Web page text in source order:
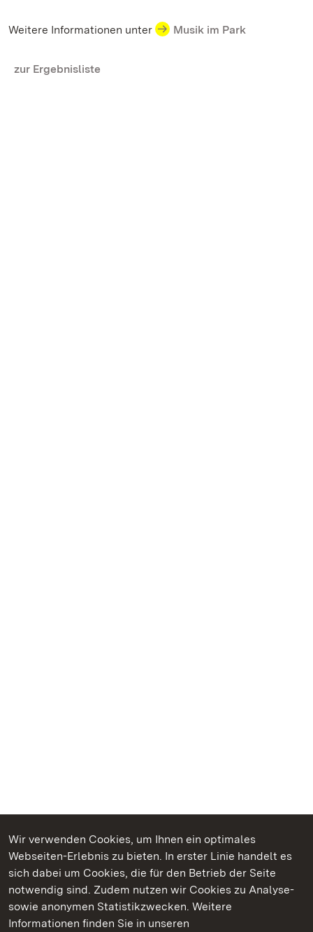
Wir verwenden Cookies, um Ihnen ein optimales
Webseiten-Erlebnis zu bieten. In erster Linie handelt es
sich dabei um Cookies, die für den Betrieb der Seite
notwendig sind. Zudem nutzen wir Cookies zu Analyse-
sowie anonymen Statistikzwecken. Weitere
Informationen finden Sie in unseren
Weitere Informationen unter Musik im Park
zur Ergebnisliste
Kommen. Staunen. Genießen.